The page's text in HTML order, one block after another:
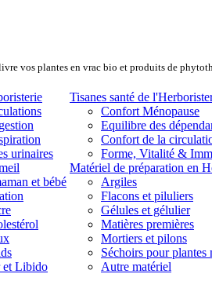
vos plantes en vrac bio et produits de
urinaires
et bébé
et Libido
Tisanes santé de
Confort Ménopause
Equilibre des
Confort de la
Forme, Vitalité &
Matériel de préparation en
Argiles
Flacons et piluliers
Gélules et gélulier
Matières premières
Mortiers et pilons
Séchoirs pour plantes
Autre matériel